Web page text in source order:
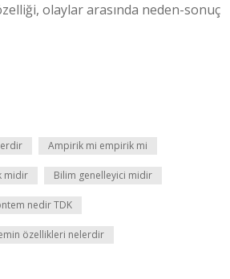
olaylar arasında neden-sonuç
Ampirik mi empirik mi
midir Bilim genelleyici midir
nedir TDK
özellikleri nelerdir